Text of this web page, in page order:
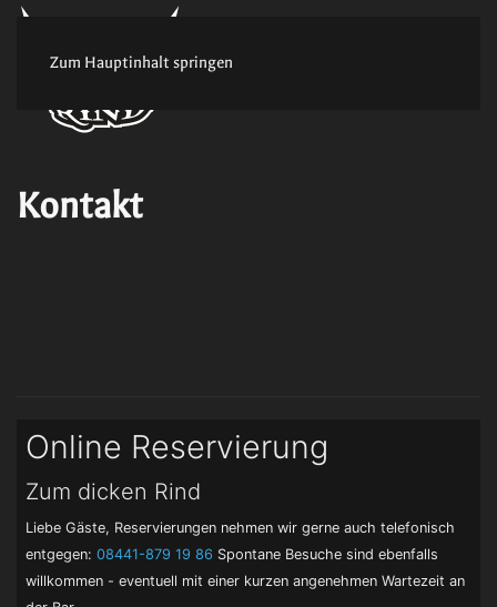
Zum Hauptinhalt springen
Kontakt